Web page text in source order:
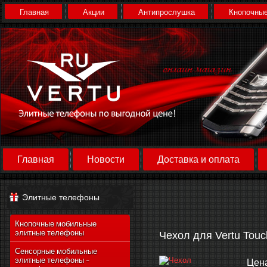
Главная Акции Антипрослушка
Главная Новости Доставка и оплата
Элитные телефоны
Кнопочные мобильные
элитные телефоны
Сенсорные мобильные
элитные телефоны -
Чехол для Vertu